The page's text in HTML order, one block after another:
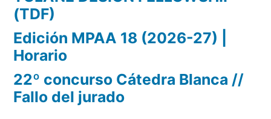
(TDF)
Edición MPAA 18 (2026-27) |
Horario
22º concurso Cátedra Blanca //
Fallo del jurado